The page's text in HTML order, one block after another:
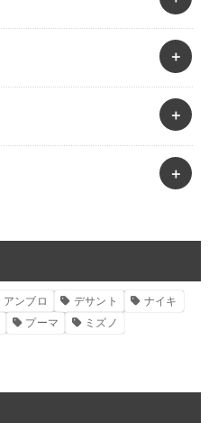
アンブロ デサント
ナイキ
プーマ
ミズノ